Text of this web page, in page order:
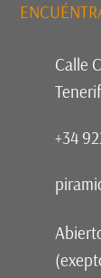
Calle
+34